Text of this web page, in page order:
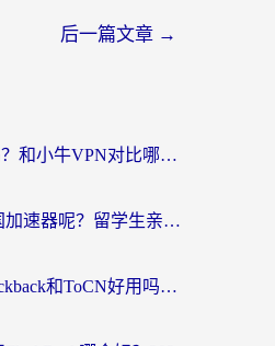
后一篇文章 →
Malus VPN好用吗？和小牛VPN对比哪个回国效果更好？海外党亲测实用指南
在国外如何开回国加速器呢？留学生亲测的无缝访问国内资源指南
海外党必看：Quickback和ToCN好用吗？3分钟选对回国加速器的实用指南